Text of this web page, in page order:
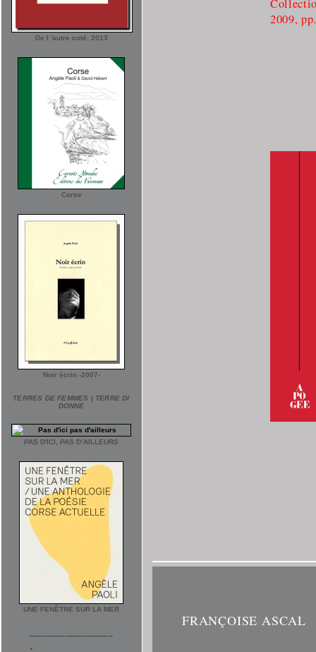
De l 'autre coté. 2013
Corse
Noir écrin -2007-
TERRES DE FEMMES | TERRE DI
DONNE
PAS D'ICI, PAS D’AILLEURS
UNE FENÊTRE SUR LA MER
2009,
FRANÇOISE ASCAL